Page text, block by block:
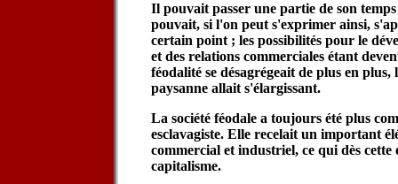
Il pouvait passer une partie de son
pouvait, si l'on peut s'exprimer ainsi,
certain point ; les possibilités pour le
et des relations commerciales étant
féodalité se désagrégeait de plus en
paysanne allait s'élargissant.
La société féodale a toujours été plus
esclavagiste. Elle recelait un important
commercial et industriel, ce qui dès cette
capitalisme.